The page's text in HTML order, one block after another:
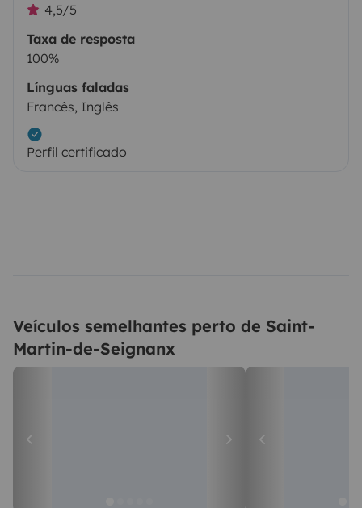
4,5/5
Taxa de resposta
100%
Línguas faladas
Francês, Inglês
Perfil certificado
Veículos semelhantes perto de Saint-
Martin-de-Seignanx